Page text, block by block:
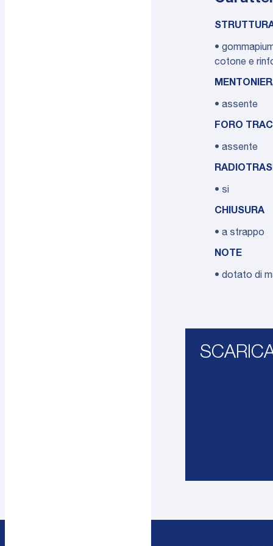
•
cotone e
• assente
FORO
• assente
• si
CHIUSURA
• a strappo
NOTE
• dotato di